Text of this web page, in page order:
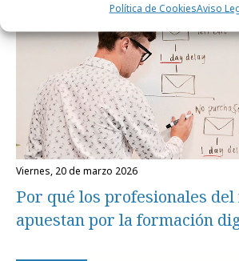
Política de CookiesAviso
viernes, 20 de marzo 2026
Por qué los profesionales
apuestan por la formación